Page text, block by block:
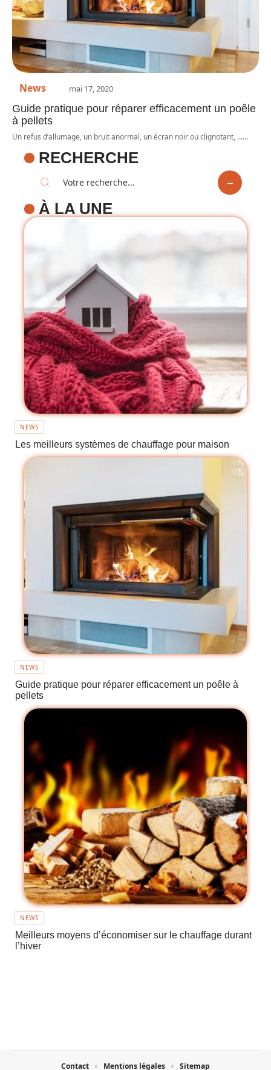
News mai 17, 2020
Guide pratique pour réparer efficacement un poêle
à pellets
Un refus d’allumage, un bruit anormal, un écran noir ou clignotant, ……
RECHERCHE
À LA UNE
NEWS
Les meilleurs systèmes de chauffage pour maison
NEWS
Guide pratique pour réparer efficacement un poêle à
pellets
NEWS
Meilleurs moyens d’économiser sur le chauffage durant
l’hiver
Contact Mentions légales Sitemap